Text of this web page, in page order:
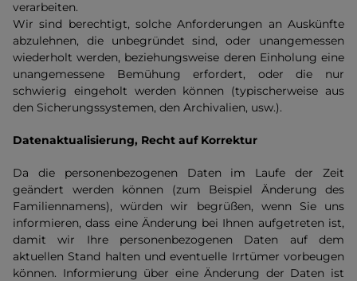
verarbeiten.
Wir sind berechtigt, solche Anforderungen an Auskünfte
abzulehnen, die unbegründet sind, oder unangemessen
wiederholt werden, beziehungsweise deren Einholung eine
unangemessene Bemühung erfordert, oder die nur
schwierig eingeholt werden können (typischerweise aus
den Sicherungssystemen, den Archivalien, usw.).
Datenaktualisierung, Recht auf Korrektur
Da die personenbezogenen Daten im Laufe der Zeit
geändert werden können (zum Beispiel Änderung des
Familiennamens), würden wir begrüßen, wenn Sie uns
informieren, dass eine Änderung bei Ihnen aufgetreten ist,
damit wir Ihre personenbezogenen Daten auf dem
aktuellen Stand halten und eventuelle Irrtümer vorbeugen
können. Informierung über eine Änderung der Daten ist